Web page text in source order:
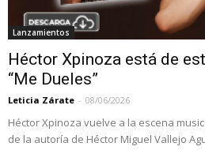
Lanzamientos
Héctor Xpinoza está de
“Me Dueles”
Leticia Zárate - 08/06/2026
Héctor Xpinoza vuelve a la escena
de la autoría de Héctor Miguel Vallejo